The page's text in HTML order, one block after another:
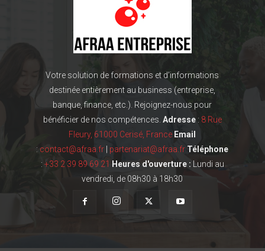
Votre solution de formations et d’informations
destinée entièrement au business (entreprise,
banque, finance, etc.). Rejoignez-nous pour
bénéficier de nos compétences. Adresse: 8 Rue
Fleury, 61000 Cerisé, France Email
: contact@afraa.fr partenariat@afraa.fr Téléphone
: +33 2 39 89 69 21 Heures d'ouverture : Lundi au
vendredi, de 08h30 à 18h30